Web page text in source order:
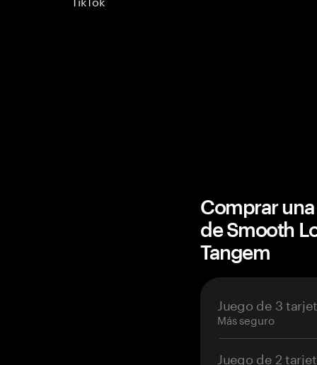
Comprar
de Smooth
Tangem
Juego de 3
Más seguro
Juego de 2